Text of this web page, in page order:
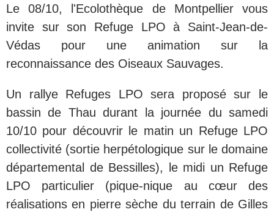
Le 08/10, l'Ecolothèque de Montpellier vous
invite sur son Refuge LPO à Saint-Jean-de-
Védas pour une animation sur la
reconnaissance des Oiseaux Sauvages.
Un rallye Refuges LPO sera proposé sur le
bassin de Thau durant la journée du samedi
10/10 pour découvrir le matin un Refuge LPO
collectivité (sortie herpétologique sur le domaine
départemental de Bessilles), le midi un Refuge
LPO particulier (pique-nique au cœur des
réalisations en pierre sèche du terrain de Gilles